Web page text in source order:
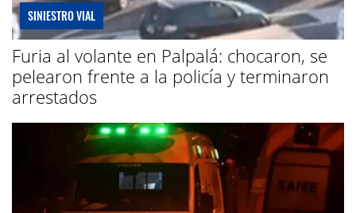
SINIESTRO VIAL
Furia al volante en Palpalá: chocaron, se
pelearon frente a la policía y terminaron
arrestados